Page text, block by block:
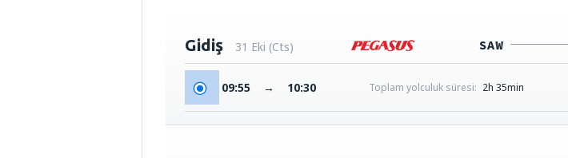
Gidiş 31 Eki (Cts) SAW
09:55 → 10:30 Toplam yolculuk süresi: 2h 35min